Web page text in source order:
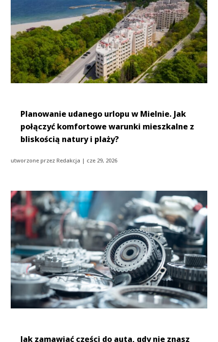
Planowanie udanego urlopu w Mielnie. Jak
połączyć komfortowe warunki mieszkalne z
bliskością natury i plaży?
utworzone przezRedakcja | cze 29, 2026
Jak zamawiać części do auta, gdy nie znasz